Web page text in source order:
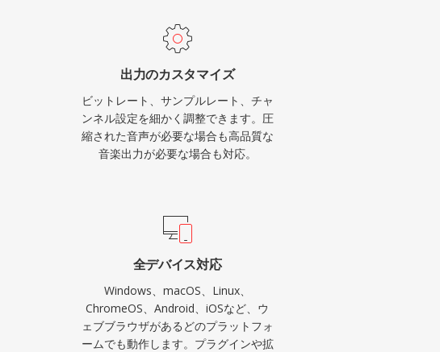
出力のカスタマイズ
ビットレート、サンプルレート、チャ
ンネル設定を細かく調整できます。圧
縮された音声が必要な場合も高品質な
音楽出力が必要な場合も対応。
全デバイス対応
Windows、macOS、Linux、
ChromeOS、Android、iOSなど、ウ
ェブブラウザがあるどのプラットフォ
ームでも動作します。プラグインや拡